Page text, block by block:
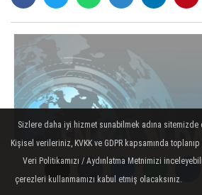
Sizlere daha iyi hizmet sunabilmek adına sitemizde
Kişisel verileriniz, KVKK ve GDPR kapsamında
Veri Politikamızı / Aydınlatma Metnimizi
çerezleri kullanmamızı kabul etmiş olacaksınız.